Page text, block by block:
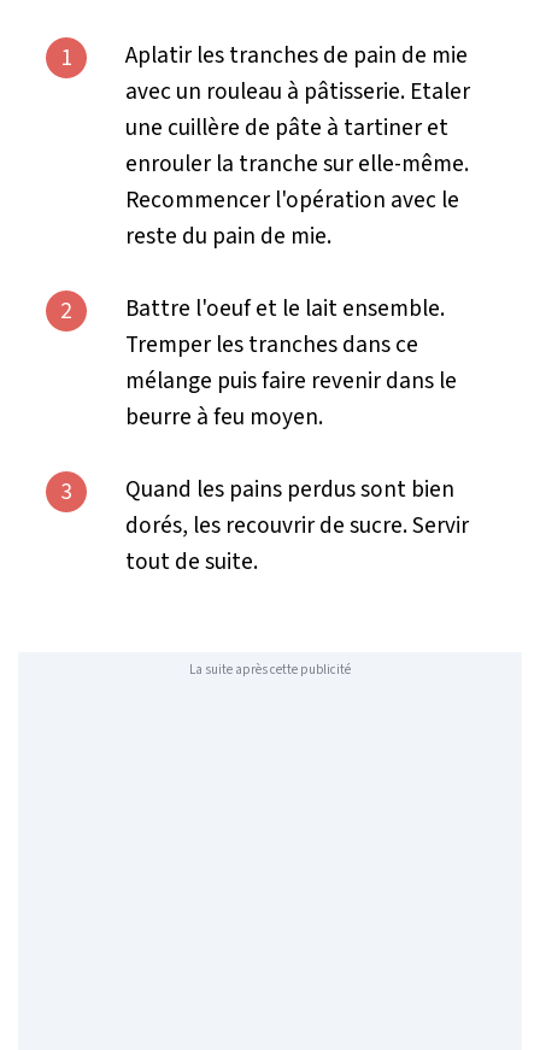
1
Aplatir les tranches de pain de mie
avec un rouleau à pâtisserie. Etaler
une cuillère de pâte à tartiner et
enrouler la tranche sur elle-même.
Recommencer l'opération avec le
reste du pain de mie.
2
Battre l'oeuf et le lait ensemble.
Tremper les tranches dans ce
mélange puis faire revenir dans le
beurre à feu moyen.
3
Quand les pains perdus sont bien
dorés, les recouvrir de sucre. Servir
tout de suite.
La suite après cette publicité